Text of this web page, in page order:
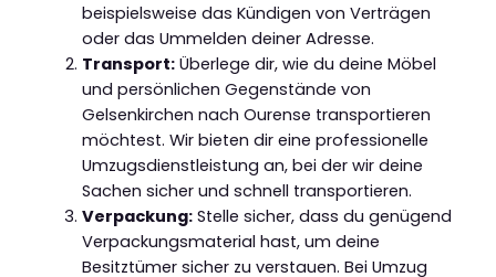
beispielsweise das Kündigen von Verträgen
oder das Ummelden deiner Adresse.
Transport:Überlege dir, wie du deine Möbel
und persönlichen Gegenstände von
Gelsenkirchen nach Ourense transportieren
möchtest. Wir bieten dir eine professionelle
Umzugsdienstleistung an, bei der wir deine
Sachen sicher und schnell transportieren.
Verpackung:Stelle sicher, dass du genügend
Verpackungsmaterial hast, um deine
Besitztümer sicher zu verstauen. Bei Umzug